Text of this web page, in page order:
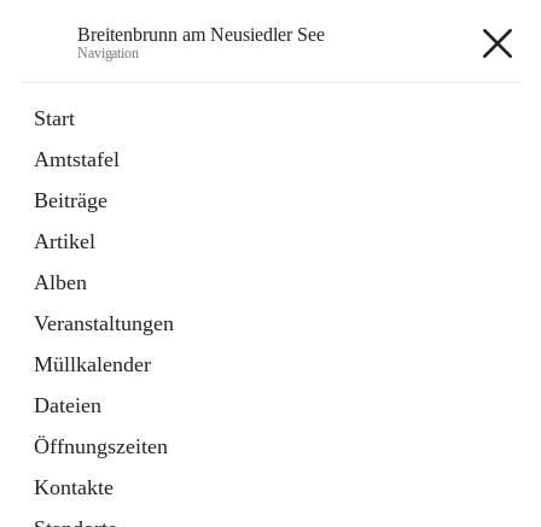
Breitenbrunn am Neusiedler See
Navigation
Start
Amtstafel
Beiträge
Artikel
Alben
Veranstaltungen
Müllkalender
Dateien
Öffnungszeiten
Kontakte
18 Schnellzugriffe
Gemeindeservice